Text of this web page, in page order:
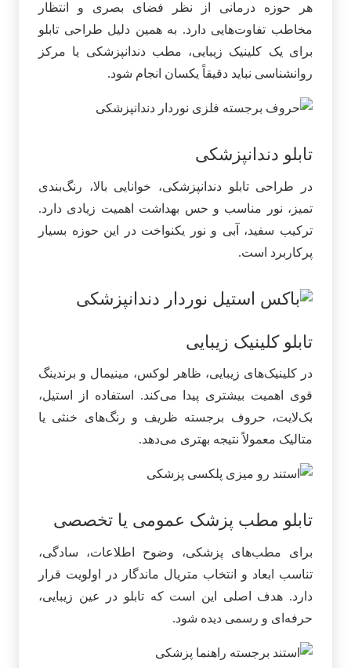
هر حوزه درمانی از نظر فضای بصری و انتظار
مخاطب تفاوت‌هایی دارد. به همین دلیل طراحی تابلو
برای یک کلینیک زیبایی، مطب دندانپزشکی یا مرکز
روانشناسی نباید دقیقاً یکسان انجام شود.
تابلو دندانپزشکی
در طراحی تابلو دندانپزشکی، خوانایی بالا، رنگ‌بندی
تمیز، نور مناسب و حس بهداشت اهمیت زیادی دارد.
ترکیب سفید، آبی و نور یکنواخت در این حوزه بسیار
پرکاربرد است.
تابلو کلینیک زیبایی
در کلینیک‌های زیبایی، ظاهر لوکس، مینیمال و برندینگ
قوی اهمیت بیشتری پیدا می‌کند. استفاده از استیل،
بک‌لایت، حروف برجسته ظریف و رنگ‌های خنثی یا
متالیک معمولاً نتیجه بهتری می‌دهد.
تابلو مطب پزشک عمومی یا تخصصی
برای مطب‌های پزشکی، وضوح اطلاعات، سادگی،
تناسب ابعاد و انتخاب متریال ماندگار در اولویت قرار
دارد. هدف اصلی این است که تابلو در عین زیبایی،
حرفه‌ای و رسمی دیده شود.